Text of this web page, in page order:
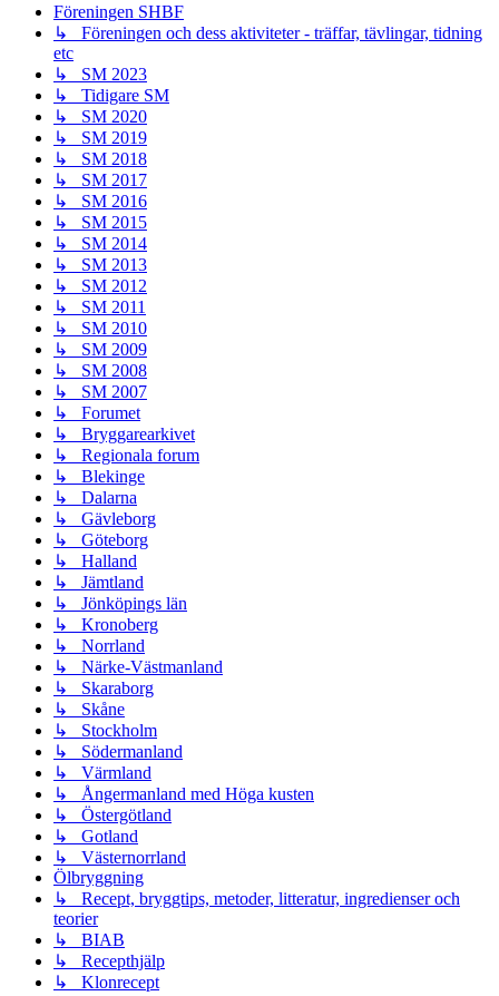
Föreningen SHBF
↳ Föreningen och dess aktiviteter - träffar, tävlingar, tidning
etc
↳ SM 2023
↳ Tidigare SM
↳ SM 2020
↳ SM 2019
↳ SM 2018
↳ SM 2017
↳ SM 2016
↳ SM 2015
↳ SM 2014
↳ SM 2013
↳ SM 2012
↳ SM 2011
↳ SM 2010
↳ SM 2009
↳ SM 2008
↳ SM 2007
↳ Forumet
↳ Bryggarearkivet
↳ Regionala forum
↳ Blekinge
↳ Dalarna
↳ Gävleborg
↳ Göteborg
↳ Halland
↳ Jämtland
↳ Jönköpings län
↳ Kronoberg
↳ Norrland
↳ Närke-Västmanland
↳ Skaraborg
↳ Skåne
↳ Stockholm
↳ Södermanland
↳ Värmland
↳ Ångermanland med Höga kusten
↳ Östergötland
↳ Gotland
↳ Västernorrland
Ölbryggning
↳ Recept, bryggtips, metoder, litteratur, ingredienser och
teorier
↳ BIAB
↳ Recepthjälp
↳ Klonrecept